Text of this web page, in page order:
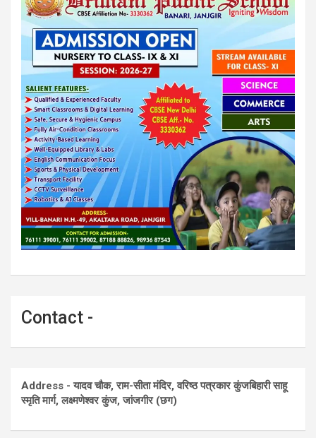
Contact -
Address - यादव चौक, राम-सीता मंदिर, वरिष्ठ पत्रकार कुंजबिहारी साहू
स्मृति मार्ग, लक्ष्मणेश्वर कुंज, जांजगीर (छग)